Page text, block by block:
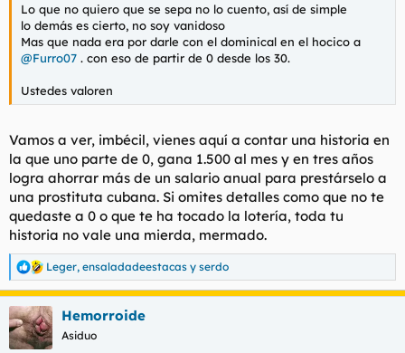
Lo que no quiero que se sepa no lo cuento, así de simple
lo demás es cierto, no soy vanidoso
Mas que nada era por darle con el dominical en el hocico a
@Furro07 . con eso de partir de 0 desde los 30.
Ustedes valoren
Vamos a ver, imbécil, vienes aquí a contar una historia en
la que uno parte de 0, gana 1.500 al mes y en tres años
logra ahorrar más de un salario anual para prestárselo a
una prostituta cubana. Si omites detalles como que no te
quedaste a 0 o que te ha tocado la lotería, toda tu
historia no vale una mierda, mermado.
R
e
a
c
c
i
Leger, ensaladadeestacas y serdo
Hemorroide
Asiduo